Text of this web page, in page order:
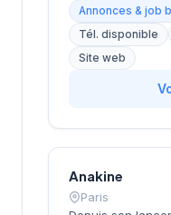
recrutement
prestigieuse au
rue de
entreprises dans
approche
une excellente
prestations de
Annonces & job
Tél. disponible
Site web
Anakine
Paris